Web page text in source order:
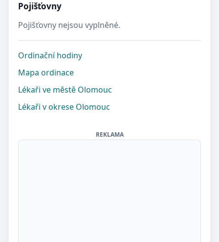
Pojišťovny
Pojišťovny nejsou vyplněné.
Ordinační hodiny
Mapa ordinace
Lékaři ve městě Olomouc
Lékaři v okrese Olomouc
REKLAMA